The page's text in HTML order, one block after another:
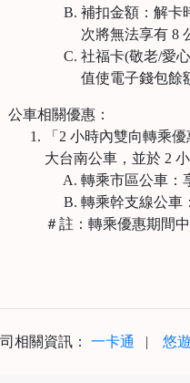
補扣金額：解卡
次將無法享有 8
社福卡(敬老/愛
值使電子錢包餘
公車相關優惠：
「2 小時內雙向轉乘
大台南公車，並於 2
轉乘市區公車：
轉乘幹支線公車
＃註：轉乘優惠期間
相關資訊： 一卡通 | 悠